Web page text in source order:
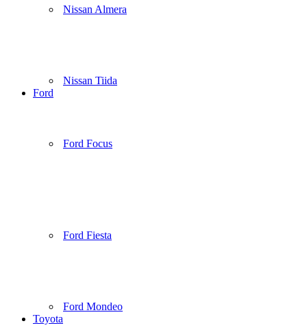
Nissan Almera
Nissan Tiida
Ford
Ford Focus
Ford Fiesta
Ford Mondeo
Toyota